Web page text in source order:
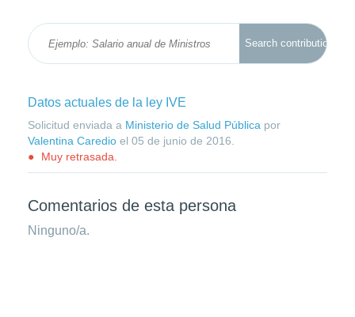
Datos actuales de la ley IVE
Solicitud enviada a Ministerio de Salud Pública por
Valentina Caredio el 05 de junio de 2016
Muy retrasada.
Comentarios de esta persona
Ninguno/a.